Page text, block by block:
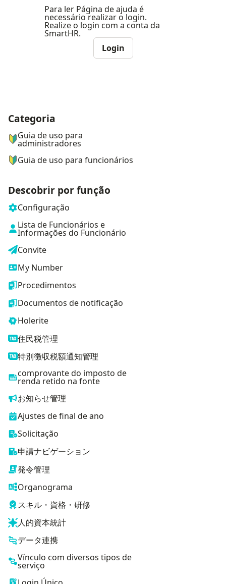
Para ler Página de ajuda é
necessário realizar o login.
Realize o login com a conta da
SmartHR.
Login
ナビゲーションメニュー
Categoria
Guia de uso para
administradores
Guia de uso para funcionários
Descobrir por função
Configuração
Lista de Funcionários e
Informações do Funcionário
Convite
My Number
Procedimentos
Documentos de notificação
Holerite
住民税管理
特別徴収税額通知管理
comprovante do imposto de
renda retido na fonte
お知らせ管理
Ajustes de final de ano
Solicitação
申請ナビゲーション
発令管理
Organograma
スキル・資格・研修
人的資本統計
データ連携
Vínculo com diversos tipos de
serviço